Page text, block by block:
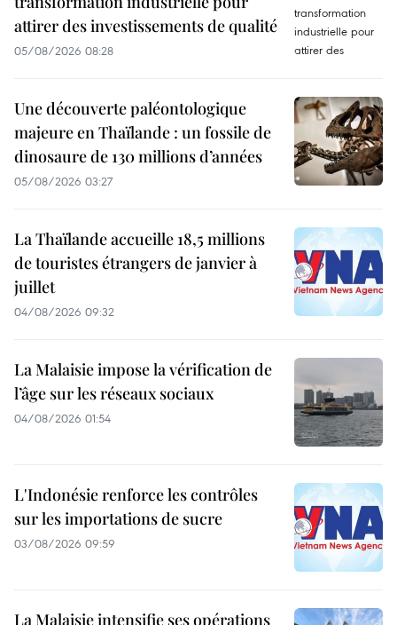
attirer des investissements de qualité
05/08/2026 08:28
Une découverte paléontologique
majeure en Thaïlande : un fossile de
dinosaure de 130 millions d’années
05/08/2026 03:27
La Thaïlande accueille 18,5 millions
de touristes étrangers de janvier à
juillet
04/08/2026 09:32
La Malaisie impose la vérification de
l’âge sur les réseaux sociaux
04/08/2026 01:54
L'Indonésie renforce les contrôles
sur les importations de sucre
03/08/2026 09:59
La Malaisie intensifie ses opérations